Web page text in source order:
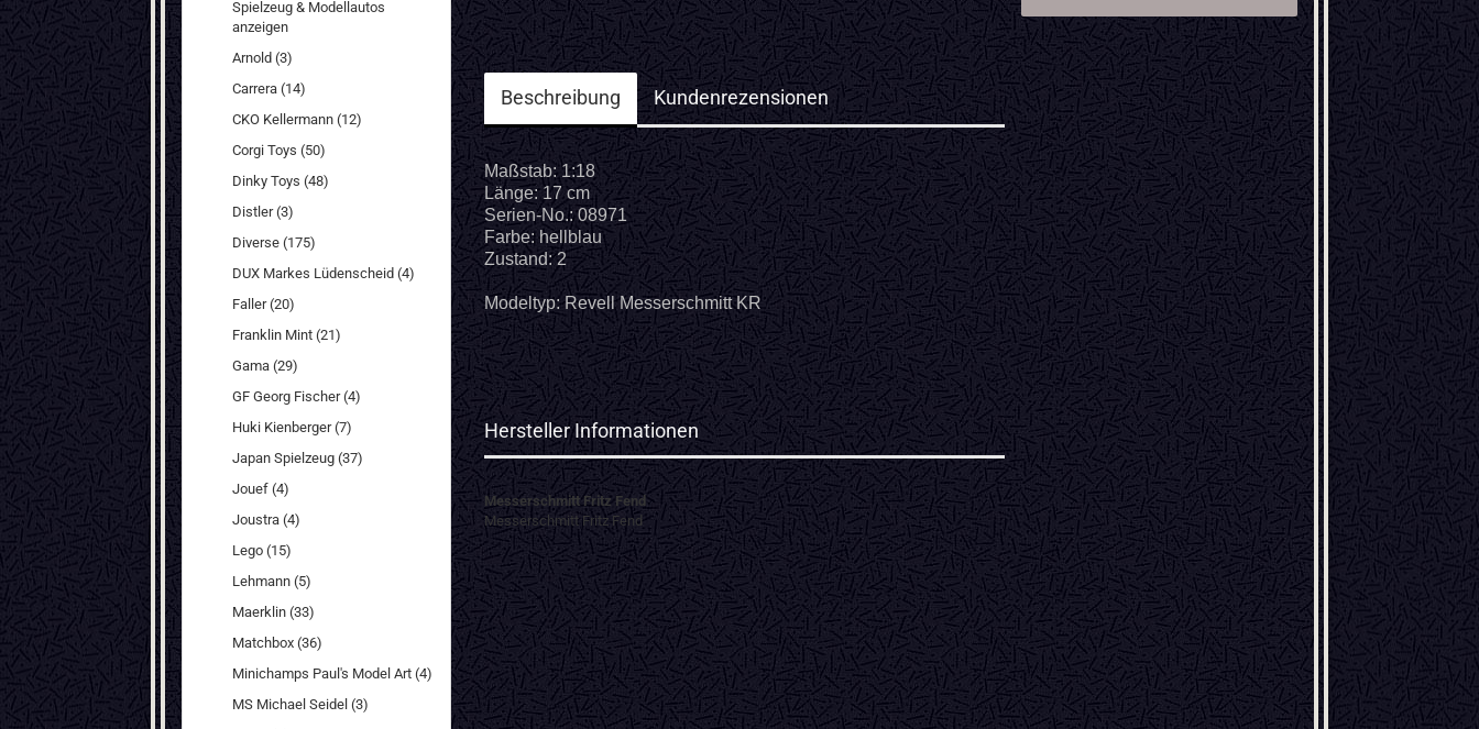
Beschreibung Kundenrezensionen
Maßstab: 1:18
Länge: 17 cm
Serien-No.: 08971
Farbe: hellblau
Zustand: 2
Modeltyp: Revell Messerschmitt KR
Hersteller Informationen
Messerschmitt Fritz Fend
Messerschmitt Fritz Fend
Spielzeug & Modellautos
anzeigen
Arnold (3)
Carrera (14)
CKO Kellermann (12)
Corgi Toys (50)
Dinky Toys (48)
Distler (3)
Diverse (175)
DUX Markes Lüdenscheid (4)
Faller (20)
Franklin Mint (21)
Gama (29)
GF Georg Fischer (4)
Huki Kienberger (7)
Japan Spielzeug (37)
Jouef (4)
Joustra (4)
Lego (15)
Lehmann (5)
Maerklin (33)
Matchbox (36)
Minichamps Paul's Model Art (4)
MS Michael Seidel (3)